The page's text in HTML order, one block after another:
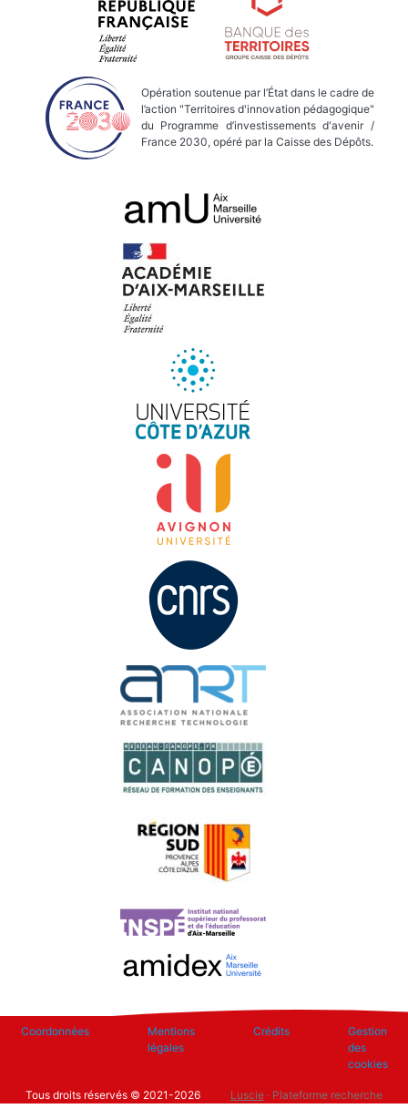
Opération soutenue par l’État dans le cadre de
l’action "Territoires d'innovation pédagogique"
du Programme d’investissements d'avenir /
France 2030, opéré par la Caisse des Dépôts.
Coordonnées
Mentions
légales
Crédits
Gestion
des
cookies
Tous droits réservés © 2021-2026 Luscie· Plateforme recherche